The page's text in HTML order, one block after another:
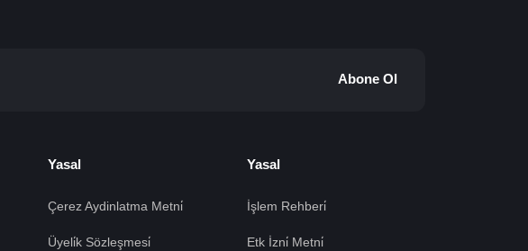
Abone Ol
Yasal
Çerez Aydinlatma Metni̇
Üyeli̇k Sözleşmesi̇
Yasal
İşlem Rehberi̇
Etk İzni̇ Metni̇